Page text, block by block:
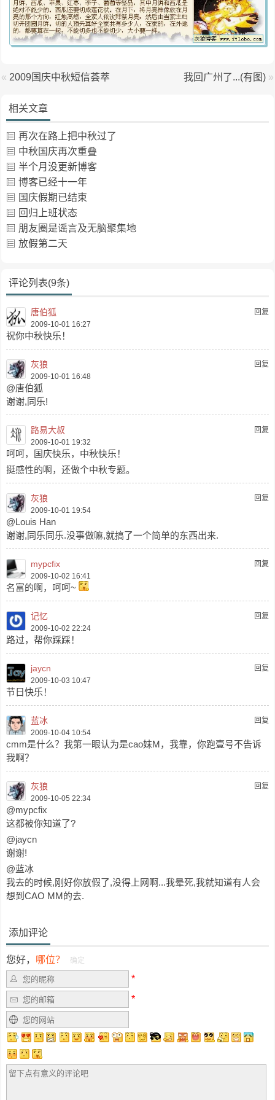
« 2009国庆中秋短信荟萃 我回广州了...(有图) »
相关文章
再次在路上把中秋过了
中秋国庆再次重叠
半个月没更新博客
博客已经十一年
国庆假期已结束
回归上班状态
朋友圈是谣言及无脑聚集地
放假第二天
评论列表(9条)
回复
唐伯狐
2009-10-01 16:27
祝你中秋快乐！
回复
灰狼
2009-10-01 16:48
@唐伯狐
谢谢,同乐!
回复
路易大叔
2009-10-01 19:32
呵呵，国庆快乐，中秋快乐！
挺感性的啊，还做个中秋专题。
回复
灰狼
2009-10-01 19:54
@Louis Han
谢谢,同乐同乐.没事做嘛,就搞了一个简单的东西出来.
回复
mypcfix
2009-10-02 16:41
名富的啊，呵呵~
回复
记忆
2009-10-02 22:24
路过，帮你踩踩！
回复
jaycn
2009-10-03 10:47
节日快乐！
回复
蓝冰
2009-10-04 10:54
cmm是什么？我第一眼认为是cao妹M，我靠，你跑壹号不告诉
我啊？
回复
灰狼
2009-10-05 22:34
@mypcfix
这都被你知道了?
@jaycn
谢谢!
@蓝冰
我去的时候,刚好你放假了,没得上网啊...我晕死,我就知道有人会
想到CAO MM的去.
添加评论
您好， 哪位？ 确定